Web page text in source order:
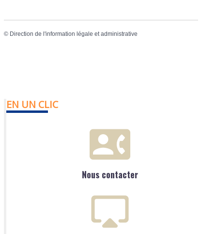
© Direction de l'information légale et administrative
EN UN CLIC
Nous contacter